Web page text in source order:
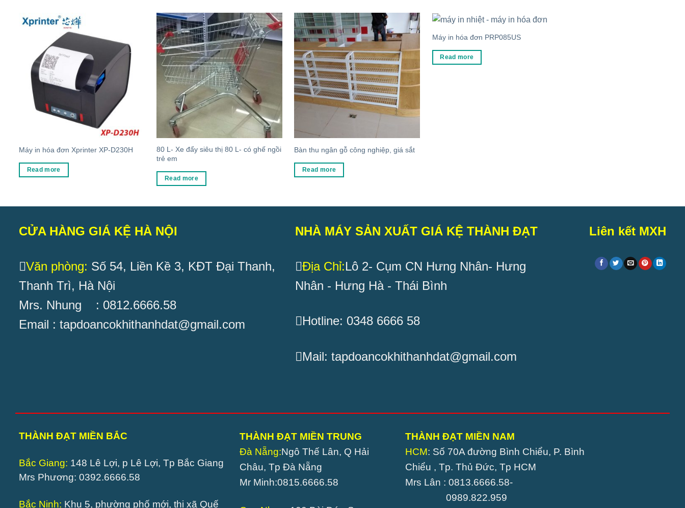
Máy in hóa đơn Xprinter XP-D230H
Read more
80 L- Xe đẩy siêu thị 80 L- có ghế ngồi
trẻ em
Read more
Bàn thu ngân gỗ công nghiệp, giá sắt
Read more
Máy in hóa đơn PRP085US
Read more
CỬA HÀNG GIÁ KỆ HÀ NỘI
Văn phòng: Số 54, Liền Kề 3, KĐT Đại Thanh,
Thanh Trì, Hà Nội
Mrs. Nhung : 0812.6666.58
Email : tapdoancokhithanhdat@gmail.com
NHÀ MÁY SẢN XUẤT GIÁ KỆ THÀNH ĐẠT
Địa Chỉ:Lô 2- Cụm CN Hưng Nhân- Hưng
Nhân - Hưng Hà - Thái Bình
Hotline: 0348 6666 58
Mail: tapdoancokhithanhdat@gmail.com
Liên kết MXH
THÀNH ĐẠT MIỀN BẮC
Bắc Giang: 148 Lê Lợi, p Lê Lợi, Tp Bắc Giang
Mrs Phương: 0392.6666.58
Bắc Ninh: Khu 5, phường phố mới, thị xã Quế
THÀNH ĐẠT MIỀN TRUNG
Đà Nẵng:Ngô Thế Lân, Q Hải
Châu, Tp Đà Nẵng
Mr Minh:0815.6666.58
THÀNH ĐẠT MIỀN NAM
HCM: Số 70A đường Bình Chiểu, P. Bình
Chiểu , Tp. Thủ Đức, Tp HCM
Mrs Lân : 0813.6666.58-
0989.822.959